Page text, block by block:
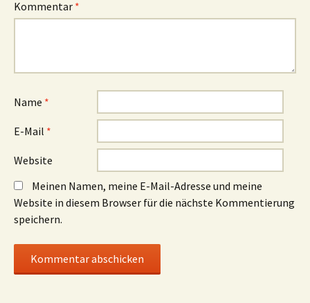
Kommentar *
Name *
E-Mail *
Website
Meinen Namen, meine E-Mail-Adresse und meine
Website in diesem Browser für die nächste Kommentierung
speichern.